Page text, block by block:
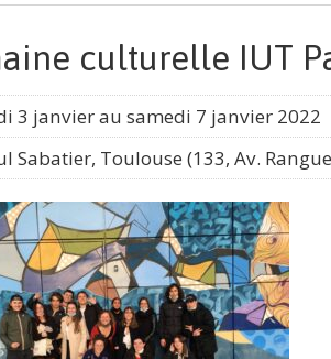
culturelle IUT
3 janvier au samedi 7 janvier 2022
Sabatier, Toulouse (133, Av.